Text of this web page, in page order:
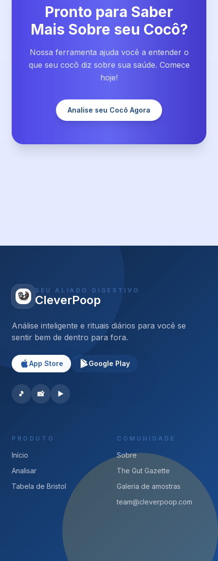
Pronto para Saber
Mais Sobre seu Cocô?
Nossa ferramenta ajuda você a entender o
que seu cocô diz sobre sua saúde. Comece
hoje!
Analise seu Cocô Agora
SEU ALIADO DIGESTIVO
CleverPoop
Análise inteligente e rituais diários para você se
sentir bem de dentro para fora.
App Store Google Play
🎵 📸 ▶️
PRODUTO
Início
Analisar
Tabela de Bristol
COMUNIDADE
Sobre
The Gut Gazette
Galeria de amostras
team@cleverpoop.com